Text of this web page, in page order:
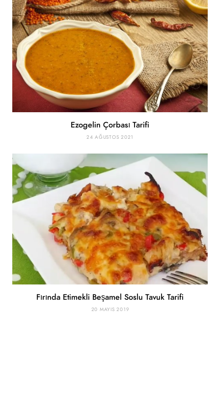
Ezogelin Çorbası Tarifi
24 AĞUSTOS 2021
Fırında Etimekli Beşamel Soslu Tavuk Tarifi
20 MAYIS 2019